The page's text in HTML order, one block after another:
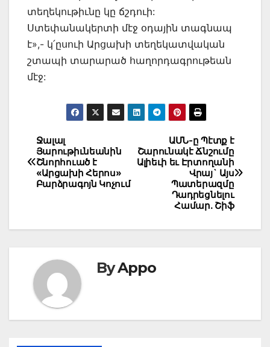
տեղեկութիւնը կը ճշդուի:
Ստեփանակերտի մէջ օդային տագնապ
է»,- կ՛ըսուի Արցախի տեղեկատվական
շտապի տարարած հաղորդագրութեան
մէջ:
Post
navigation
ԱՄՆ-ը Պէտք է
Շարունակէ Ճնշումը
Ալիեւի եւ Էրտողանի
Վրայ` Այս
Պատերազմը
Դադրեցնելու
Համար. Շիֆ
Ջալալ
Յարութիւնեանին
Շնորհուած է
«Արցախի Հերոս»
Բարձրագոյն Կոչում
ByAppo